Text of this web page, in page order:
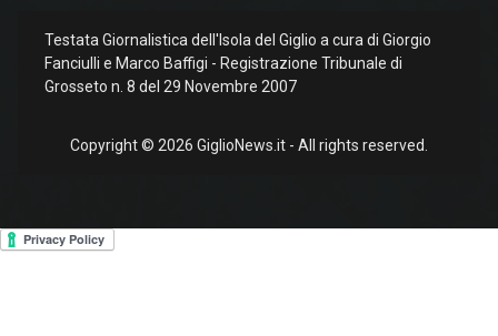
Testata Giornalistica dell'Isola del Giglio a cura di Giorgio
Fanciulli e Marco Baffigi - Registrazione Tribunale di
Grosseto n. 8 del 29 Novembre 2007
Copyright © 2026 GiglioNews.it - All rights reserved.